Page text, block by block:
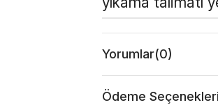
Yorumlar(0)
Ödeme Seçenekleri